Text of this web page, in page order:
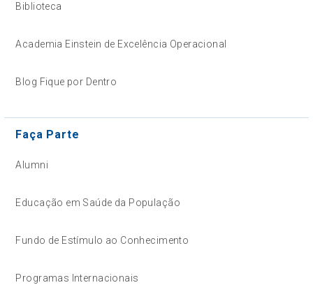
Biblioteca
Academia Einstein de Excelência Operacional
Blog Fique por Dentro
Faça Parte
Alumni
Educação em Saúde da População
Fundo de Estímulo ao Conhecimento
Programas Internacionais